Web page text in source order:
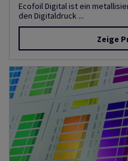
Ecofoil Digital ist ein
den Digitaldruck ...
Zeige